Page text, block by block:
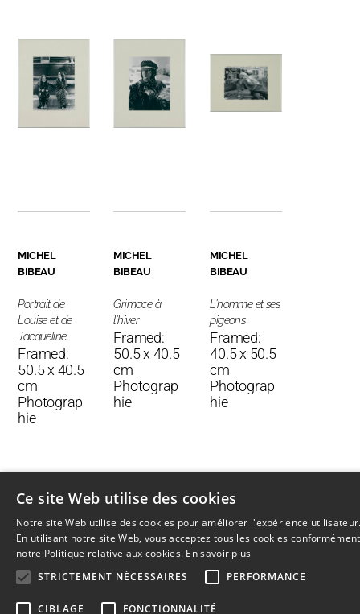
MICHEL
BIBEAU
Portrait de
Louise et de
Jacqueline
Framed:
50.5 x 40.5
cm
Photograp
hie
MICHEL
BIBEAU
Grimace à
l'hiver
Framed:
50.5 x 40.5
cm
Photograp
hie
MICHEL
BIBEAU
L'homme et ses
pigeons
Framed:
40.5 x 50.5
cm
Photograp
hie
© 2026L'Artothèque Haut↑
Ce site Web utilise des cookies
Notre site Web utilise des cookies pour améliorer l'expérience
En utilisant notre site Web, vous acceptez tous les cookies
notre Politique relative aux cookies. En savoir plus
STRICTEMENT NÉCESSAIRES
PERFORMANCE
CIBLAGE FONCTIONNALITÉ